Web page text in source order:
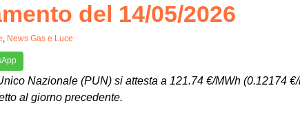
del 14/05/2026
, News Gas e Luce
Nazionale (PUN) si attesta a 121.74 €/MWh (0.12174
al giorno precedente.